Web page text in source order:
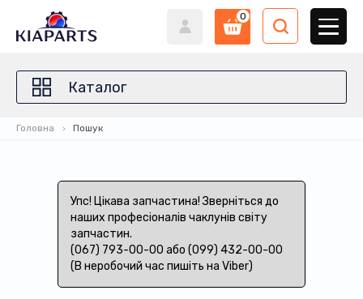
0
Каталог
Головна Пошук
Упс! Цікава запчастина! Зверніться до
наших професіоналів чаклунів світу
запчастин.
(067) 793-00-00 або (099) 432-00-00
(В неробочий час пишіть на Viber)